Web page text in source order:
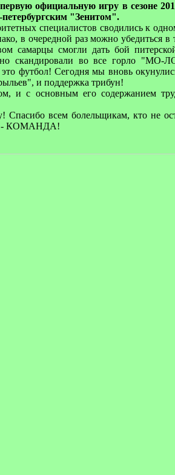
официальную игру в сезоне
"Зенитом".
специалистов сводились к
в очередной раз можно убедиться
самарцы смогли дать бой
скандировали во все горло
футбол! Сегодня мы вновь
и поддержка трибун!
и с основным его содержанием
всем болельщикам, кто не
- КОМАНДА!